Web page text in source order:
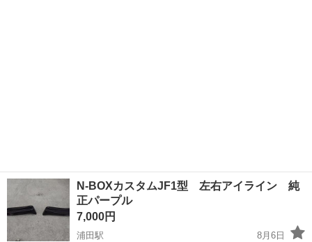
N-BOXカスタムJF1型 左右アイライン 純
正パープル
7,000円
浦田駅
8月6日